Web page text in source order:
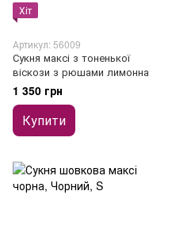
Хіт
Артикул: 56009
Сукня максі з тоненької
віскози з рюшами лимонна
1 350 грн
Купити